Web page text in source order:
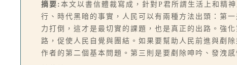
摘要: 本文以書信體裁寫成，針對P君所謂生活上和精
行、時代黑暗的事實，人民可以有兩種方法出頭：第
力打倒，這才是最切實的課題，也是真正的出路。強
路，促使人民自覺與團結。如果要幫助人民前進與剷
作者的第二個基本問題。第三則是要剷除呻吟、發洩